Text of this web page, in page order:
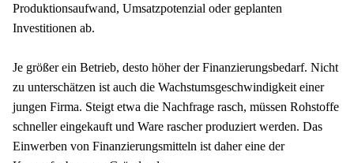
Produktionsaufwand, Umsatzpotenzial oder geplanten
Investitionen ab.
Je größer ein Betrieb, desto höher der Finanzierungsbedarf. Nicht
zu unterschätzen ist auch die Wachstumsgeschwindigkeit einer
jungen Firma. Steigt etwa die Nachfrage rasch, müssen Rohstoffe
schneller eingekauft und Ware rascher produziert werden. Das
Einwerben von Finanzierungsmitteln ist daher eine der